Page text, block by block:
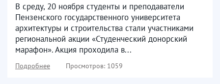
В среду, 20 ноября студенты и преподаватели
Пензенского государственного университета
архитектуры и строительства стали участниками
региональной акции «Студенческий донорский
марафон». Акция проходила в...
Подробнее Просмотров: 1059